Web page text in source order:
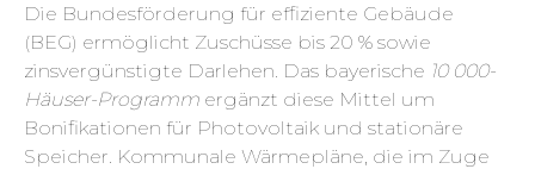
Die Bundesförderung für effiziente Gebäude
(BEG) ermöglicht Zuschüsse bis 20 % sowie
zinsvergünstigte Darlehen. Das bayerische 10 000-
Häuser-Programm ergänzt diese Mittel um
Bonifikationen für Photovoltaik und stationäre
Speicher. Kommunale Wärmepläne, die im Zuge